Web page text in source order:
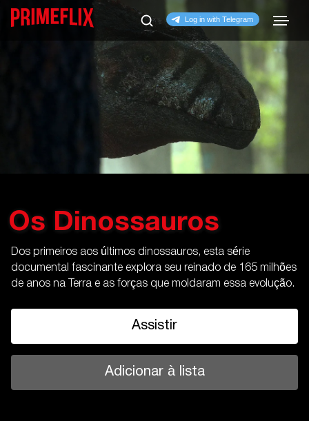
Os Dinossauros
Dos primeiros aos últimos dinossauros, esta série
documental fascinante explora seu reinado de 165 milhões
de anos na Terra e as forças que moldaram essa evolução.
Assistir
Adicionar à lista